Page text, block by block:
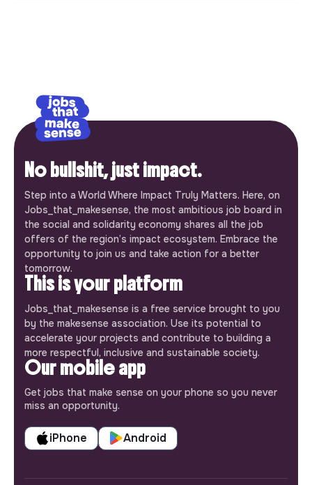
No bullshit, just impact.
Step into a World Where Impact Truly Matters. Here, on
Jobs_that_makesense, the most ambitious job board in
the social and solidarity economy shares all the job
offers of the region’s impact ecosystem. Embrace the
opportunity to join us and take action for a better
tomorrow.
This is your platform
Jobs_that_makesense is a free service brought to you
by the makesense association. Use its potential to
accelerate your projects and contribute to building a
more respectful, inclusive and sustainable society.
Our mobile app
Get jobs that make sense on your phone so you never
miss an opportunity.
iPhone Android